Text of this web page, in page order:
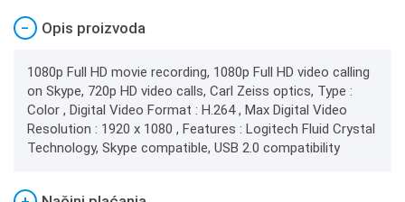
− Opis proizvoda
1080p Full HD movie recording, 1080p Full HD video calling
on Skype, 720p HD video calls, Carl Zeiss optics, Type :
Color , Digital Video Format : H.264 , Max Digital Video
Resolution : 1920 x 1080 , Features : Logitech Fluid Crystal
Technology, Skype compatible, USB 2.0 compatibility